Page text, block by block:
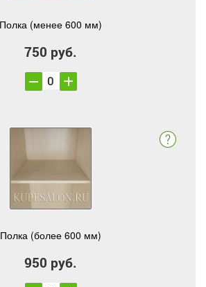
Полка (менее 600 мм)
750 руб.
Полка (более 600 мм)
950 руб.